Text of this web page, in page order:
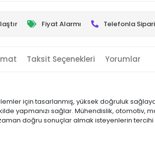
Fiyat Alarmı Telefonla
Taksit Seçenekleri Yorumlar
için tasarlanmış, yüksek doğruluk
yapmanızı sağlar. Mühendislik, otomotiv,
doğru sonuçlar almak isteyenlerin